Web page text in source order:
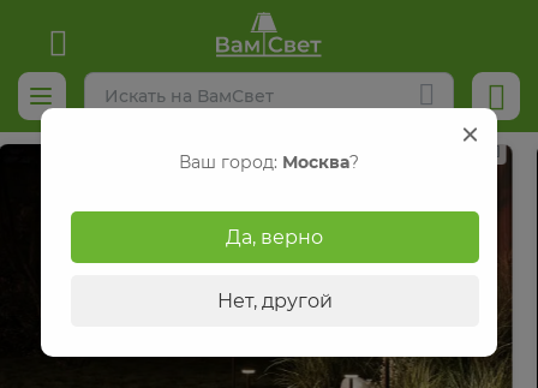
Реклама
Ваш город: Москва?
Да, верно
Нет, другой